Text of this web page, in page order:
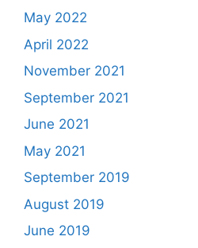
May 2022
April 2022
November 2021
September 2021
June 2021
May 2021
September 2019
August 2019
June 2019